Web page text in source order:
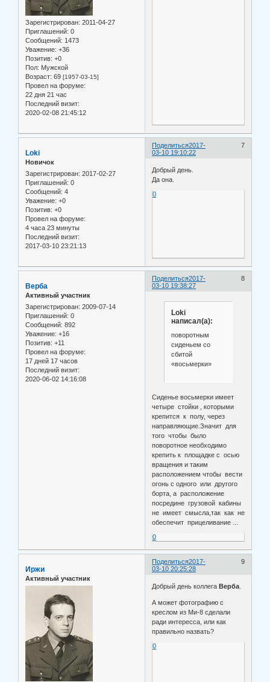
Зарегистрирован: 2011-04-27
Приглашений: 0
Сообщений: 1473
Уважение: +36
Позитив: +0
Пол: Мужской
Возраст: 69 [1957-03-15]
Провел на форуме:
22 дня 21 час
Последний визит:
2020-02-08 21:45:12
Поделиться 7
2017-
03-10 19:10:22
Loki
Новичок
Зарегистрирован: 2017-02-27
Приглашений: 0
Сообщений: 4
Уважение: +0
Позитив: +0
Провел на форуме:
4 часа 23 минуты
Последний визит:
2017-03-10 23:21:13
Добрый день.
Да она.
0
Поделиться 8
2017-
03-10 19:38:27
Верба
Активный участник
Зарегистрирован: 2009-07-14
Приглашений: 0
Сообщений: 892
Уважение: +16
Позитив: +11
Провел на форуме:
17 дней 17 часов
Последний визит:
2020-06-02 14:16:08
Loki
написал(а):
поворотным
сиденьем со
сбитой
«восьмерки»
Сиденье восьмерки имеет
четыре стойки , которыми
крепится к полу, через
направляющие.Значит для
того чтобы было
поворотное необходимо
крепить к площадке с осью
вращения и таким
расположением чтобы вести
огонь с одного или другого
борта, а расположение
посредине грузовой кабины
не имеет смысла,так как не
обеспечит прицеливание ...
0
Поделиться 9
2017-
03-10 20:25:28
Иржи
Активный участник
Добрый день коллегаВерба
А может фотографию с
креслом из Ми-8 сделали
ради интересса, или как
правильно назвать?
0